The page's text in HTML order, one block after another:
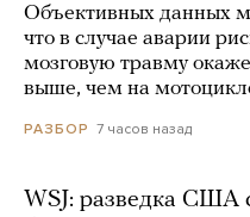
Объективных данных
что в случае аварии
мозговую травму
выше, чем на
РАЗБОР 7 часов назад
WSJ: разведка США